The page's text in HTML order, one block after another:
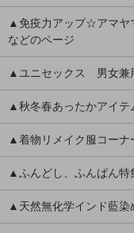
▲免疫力アップ☆アマヤ
などのページ
▲ユニセックス 男女兼
▲秋冬春あったかアイテ
▲着物リメイク服コーナ
▲ふんどし、ふんぱん特
▲天然無化学インド藍染